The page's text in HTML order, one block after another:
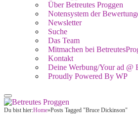
Über Betreutes Proggen
Notensystem der
Newsletter
Suche
Das Team
Mitmachen bei
Kontakt
Deine Werbung/Your ad @
Proudly Powered By WP
Du bist hier:Home»Posts Tagged "Bruce Dickinson"